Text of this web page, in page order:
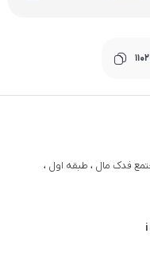
فدک مال ، طبقه اول ،